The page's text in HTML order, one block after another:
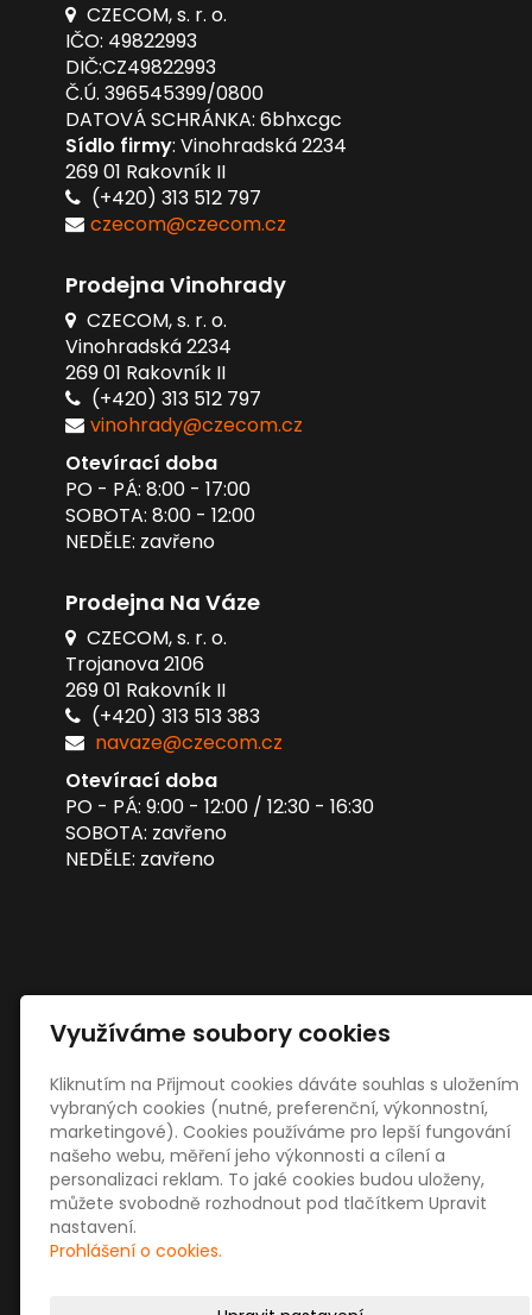
CZECOM, s. r. o.
IČO: 49822993
DIČ:CZ49822993
Č.Ú. 396545399/0800
DATOVÁ SCHRÁNKA: 6bhxcgc
Sídlo firmy: Vinohradská 2234
269 01 Rakovník II
(+420) 313 512 797
czecom@czecom.cz
Prodejna Vinohrady
CZECOM, s. r. o.
Vinohradská 2234
269 01 Rakovník II
(+420) 313 512 797
vinohrady@czecom.cz
Otevírací doba
PO - PÁ: 8:00 - 17:00
SOBOTA: 8:00 - 12:00
NEDĚLE: zavřeno
Prodejna Na Váze
CZECOM, s. r. o.
Trojanova 2106
269 01 Rakovník II
(+420) 313 513 383
navaze@czecom.cz
Otevírací doba
PO - PÁ: 9:00 - 12:00 / 12:30 - 16:30
SOBOTA: zavřeno
NEDĚLE: zavřeno
Využíváme soubory cookies
Kliknutím na Přijmout cookies dáváte souhlas s uložením
vybraných cookies (nutné, preferenční, výkonnostní,
marketingové). Cookies používáme pro lepší fungování
našeho webu, měření jeho výkonnosti a cílení a
personalizaci reklam. To jaké cookies budou uloženy,
můžete svobodně rozhodnout pod tlačítkem Upravit
nastavení.
Prohlášení o cookies.